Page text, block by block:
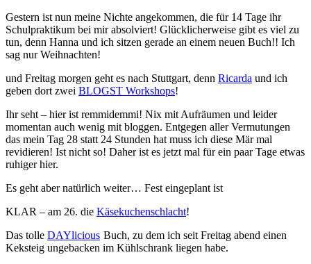
Gestern ist nun meine Nichte angekommen, die für 14 Tage ihr
Schulpraktikum bei mir absolviert! Glücklicherweise gibt es viel zu
tun, denn Hanna und ich sitzen gerade an einem neuen Buch!! Ich
sag nur Weihnachten!
und Freitag morgen geht es nach Stuttgart, denn Ricarda und ich
geben dort zwei BLOGST Workshops!
Ihr seht – hier ist remmidemmi! Nix mit Aufräumen und leider
momentan auch wenig mit bloggen. Entgegen aller Vermutungen
das mein Tag 28 statt 24 Stunden hat muss ich diese Mär mal
revidieren! Ist nicht so! Daher ist es jetzt mal für ein paar Tage etwas
ruhiger hier.
Es geht aber natürlich weiter… Fest eingeplant ist
KLAR – am 26. die Käsekuchenschlacht!
Das tolle DAYlicious Buch, zu dem ich seit Freitag abend einen
Keksteig ungebacken im Kühlschrank liegen habe.